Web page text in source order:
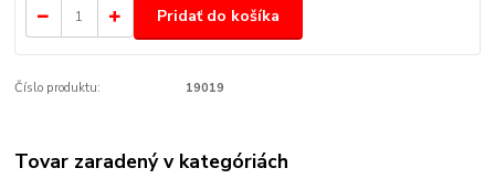
Pridať do košíka
Číslo produktu: 19019
Tovar zaradený v kategóriách